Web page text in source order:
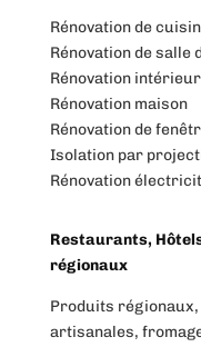
Rénovation de
Rénovation de salle
Rénovation intérieur
Rénovation maison
Rénovation de
Isolation par
Rénovation
Restaurants,
régionaux
Produits
artisanales,